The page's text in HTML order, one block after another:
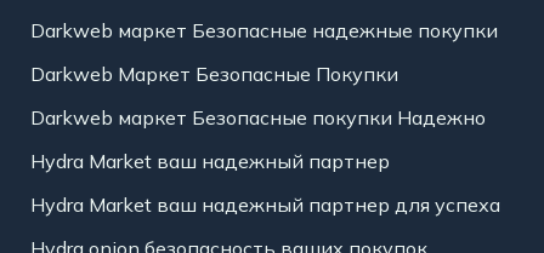
Darkweb маркет Безопасные надежные покупки
Darkweb Маркет Безопасные Покупки
Darkweb маркет Безопасные покупки Надежно
Hydra Market ваш надежный партнер
Hydra Market ваш надежный партнер для успеха
Hydra onion безопасность ваших покупок